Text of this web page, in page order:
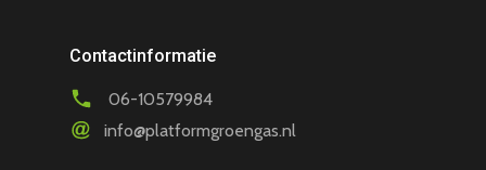
Contactinformatie
06-10579984
info@platformgroengas.nl